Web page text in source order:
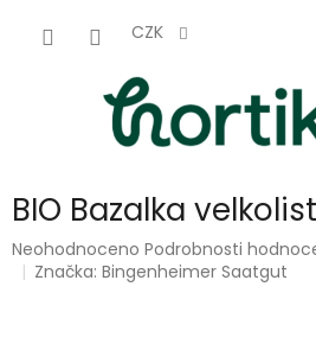
CZK
BIO Bazalka
Průměrné
hodnocení
Neohodnoceno Podrobnosti
Značka:Bingenheimer Saatgut